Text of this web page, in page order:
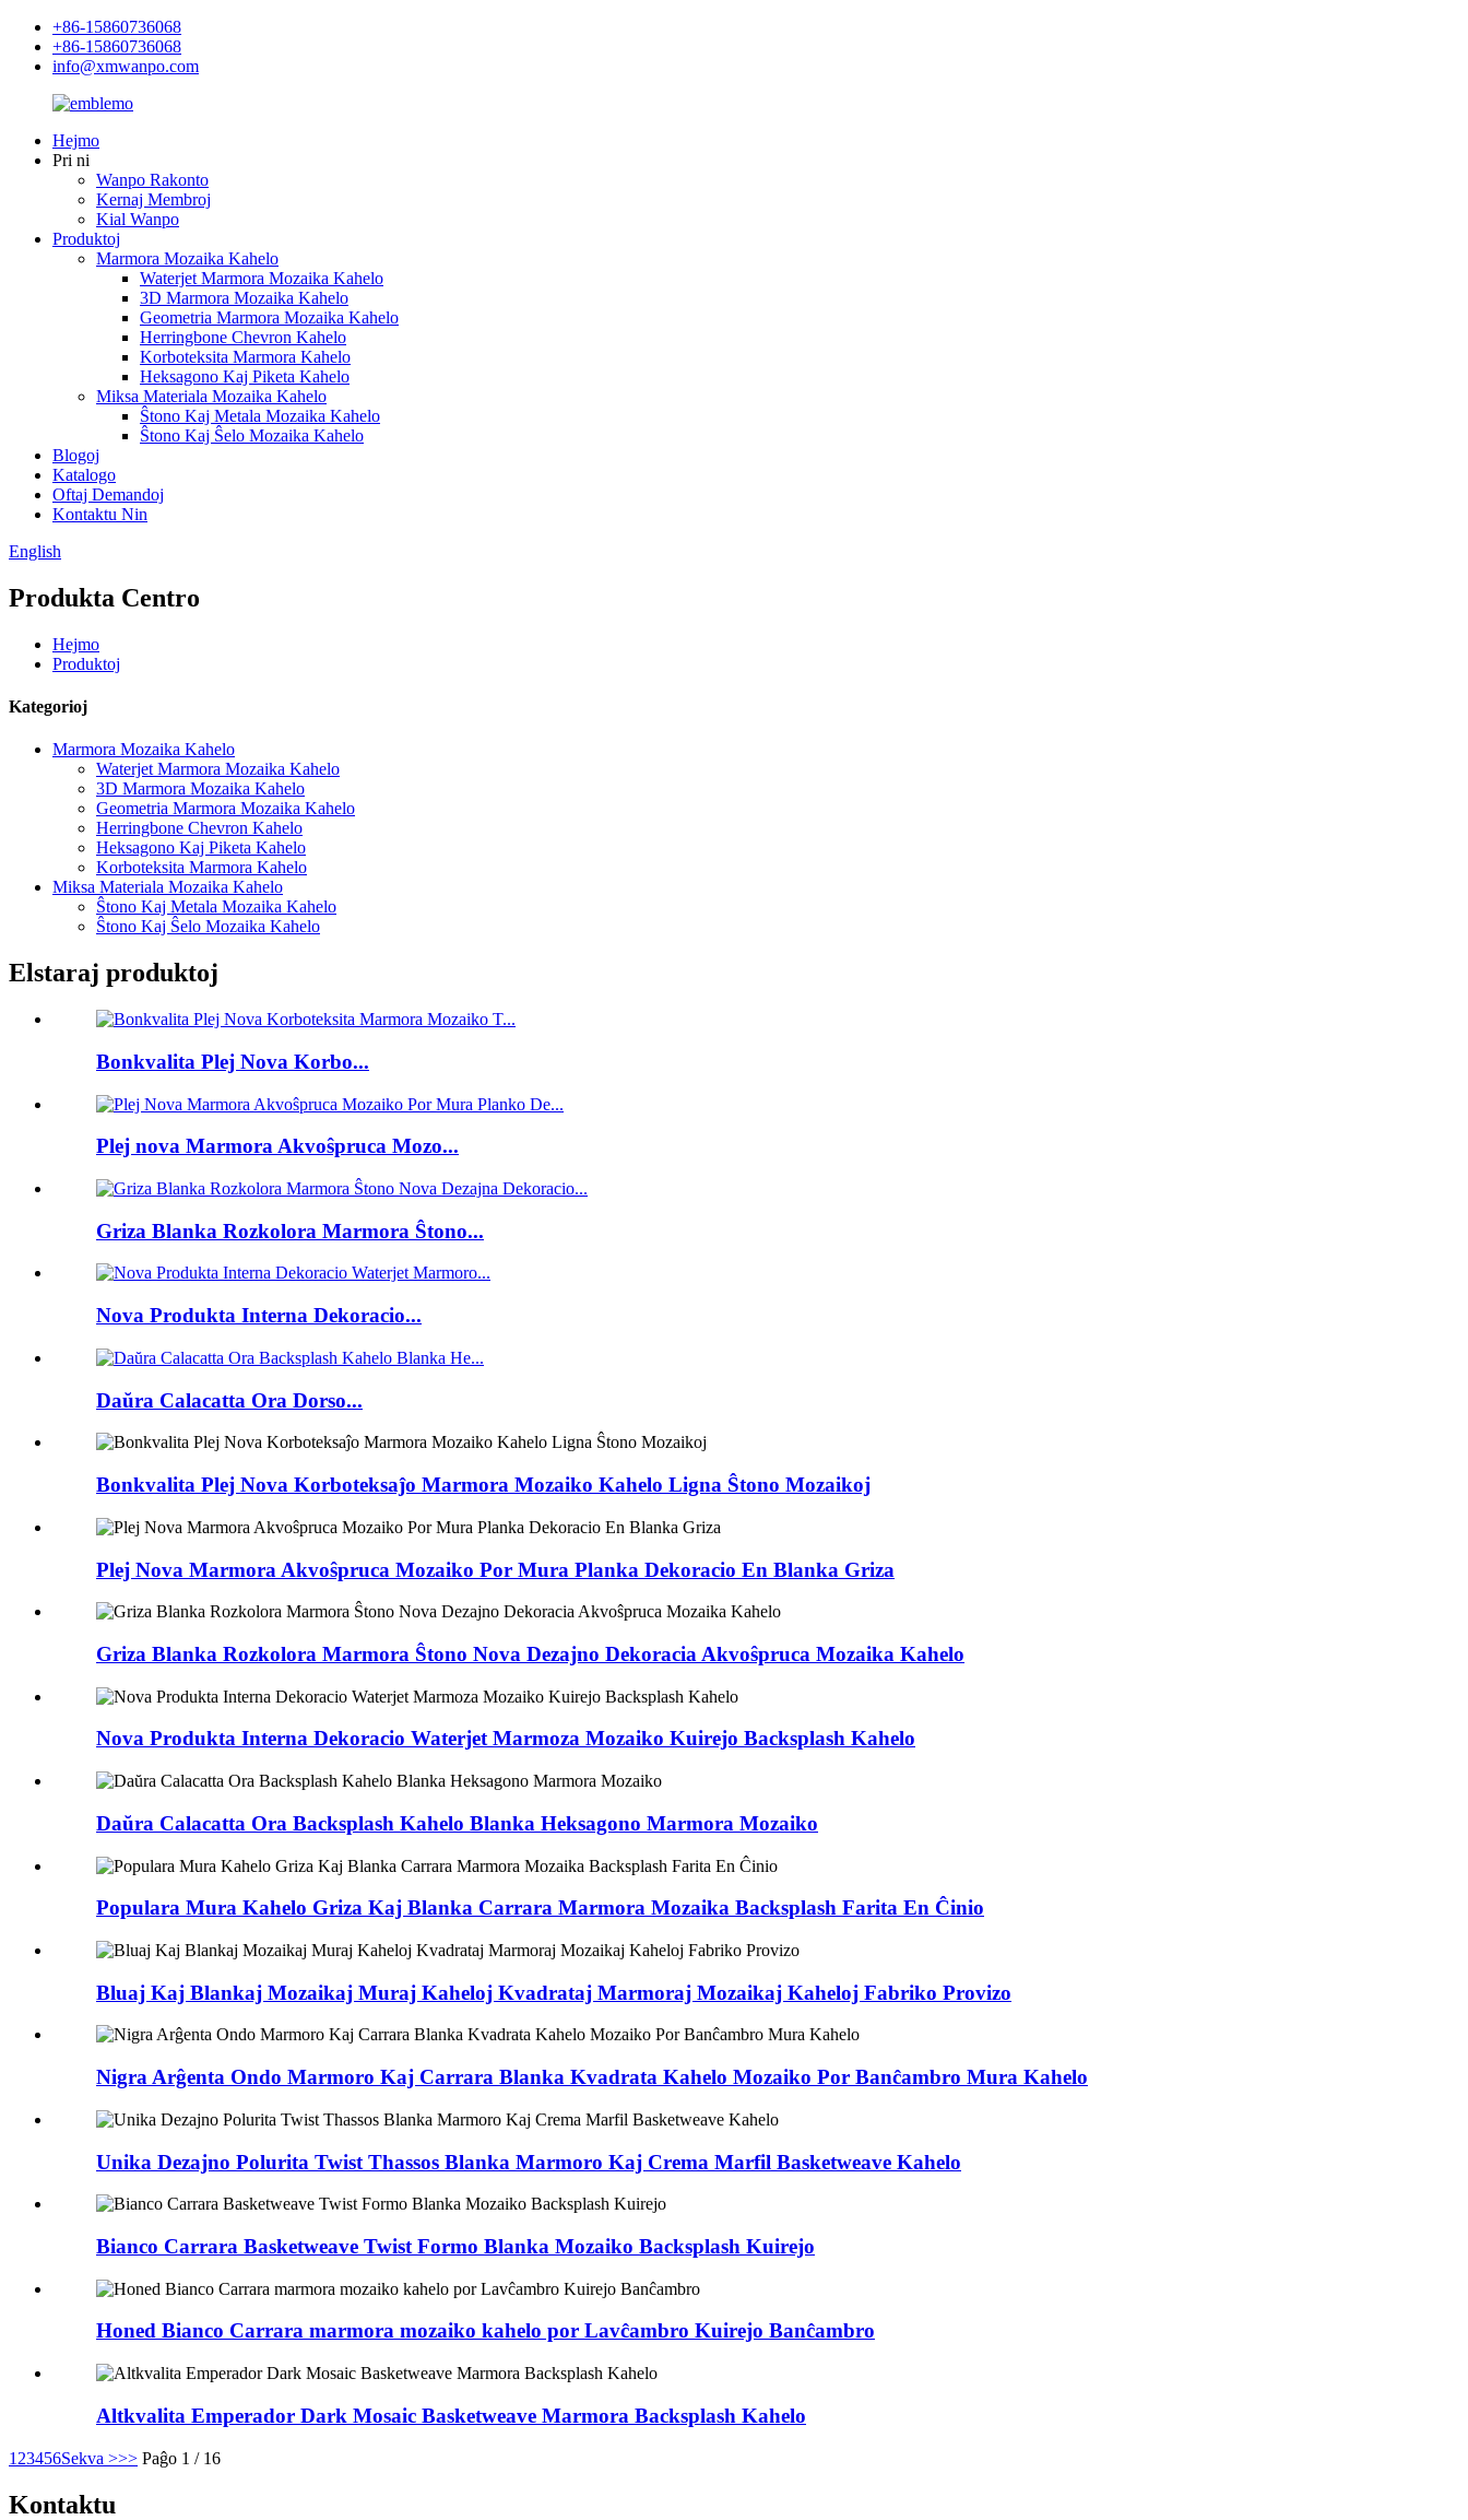
+86-15860736068
+86-15860736068
info@xmwanpo.com
Hejmo
Pri ni
Wanpo Rakonto
Kernaj Membroj
Kial Wanpo
Produktoj
Marmora Mozaika Kahelo
Waterjet Marmora Mozaika Kahelo
3D Marmora Mozaika Kahelo
Geometria Marmora Mozaika Kahelo
Herringbone Chevron Kahelo
Korboteksita Marmora Kahelo
Heksagono Kaj Piketa Kahelo
Miksa Materiala Mozaika Kahelo
Ŝtono Kaj Metala Mozaika Kahelo
Ŝtono Kaj Ŝelo Mozaika Kahelo
Blogoj
Katalogo
Oftaj Demandoj
Kontaktu Nin
English
Produkta Centro
Hejmo
Produktoj
Kategorioj
Marmora Mozaika Kahelo
Waterjet Marmora Mozaika Kahelo
3D Marmora Mozaika Kahelo
Geometria Marmora Mozaika Kahelo
Herringbone Chevron Kahelo
Heksagono Kaj Piketa Kahelo
Korboteksita Marmora Kahelo
Miksa Materiala Mozaika Kahelo
Ŝtono Kaj Metala Mozaika Kahelo
Ŝtono Kaj Ŝelo Mozaika Kahelo
Elstaraj produktoj
Bonkvalita Plej Nova Korbo...
Plej nova Marmora Akvoŝpruca Mozo...
Griza Blanka Rozkolora Marmora Ŝtono...
Nova Produkta Interna Dekoracio...
Daŭra Calacatta Ora Dorso...
Bonkvalita Plej Nova Korboteksaĵo Marmora Mozaiko Kahelo Ligna Ŝtono Mozaikoj
Plej Nova Marmora Akvoŝpruca Mozaiko Por Mura Planka Dekoracio En Blanka Griza
Griza Blanka Rozkolora Marmora Ŝtono Nova Dezajno Dekoracia Akvoŝpruca Mozaika Kahelo
Nova Produkta Interna Dekoracio Waterjet Marmoza Mozaiko Kuirejo Backsplash Kahelo
Daŭra Calacatta Ora Backsplash Kahelo Blanka Heksagono Marmora Mozaiko
Populara Mura Kahelo Griza Kaj Blanka Carrara Marmora Mozaika Backsplash Farita En Ĉinio
Bluaj Kaj Blankaj Mozaikaj Muraj Kaheloj Kvadrataj Marmoraj Mozaikaj Kaheloj Fabriko Provizo
Nigra Arĝenta Ondo Marmoro Kaj Carrara Blanka Kvadrata Kahelo Mozaiko Por Banĉambro Mura Kahelo
Unika Dezajno Polurita Twist Thassos Blanka Marmoro Kaj Crema Marfil Basketweave Kahelo
Bianco Carrara Basketweave Twist Formo Blanka Mozaiko Backsplash Kuirejo
Honed Bianco Carrara marmora mozaiko kahelo por Lavĉambro Kuirejo Banĉambro
Altkvalita Emperador Dark Mosaic Basketweave Marmora Backsplash Kahelo
1 23456Sekva >>> Paĝo 1 / 16
Kontaktu